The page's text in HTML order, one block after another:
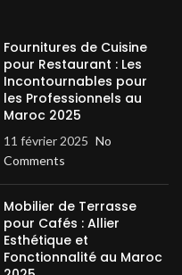
Fournitures de Cuisine
pour Restaurant : Les
Incontournables pour
les Professionnels au
Maroc 2025
11 février 2025 No
Comments
Mobilier de Terrasse
pour Cafés : Allier
Esthétique et
Fonctionnalité au Maroc